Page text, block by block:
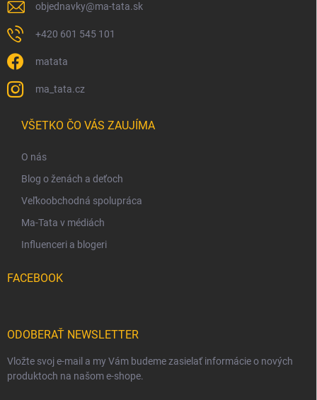
objednavky@ma-tata.sk
+420 601 545 101
matata
ma_tata.cz
VŠETKO ČO VÁS ZAUJÍMA
O nás
Blog o ženách a deťoch
Veľkoobchodná spolupráca
Ma-Tata v médiách
Influenceri a blogeri
FACEBOOK
ODOBERAŤ NEWSLETTER
Vložte svoj e-mail a my Vám budeme zasielať informácie o nových
produktoch na našom e-shope.